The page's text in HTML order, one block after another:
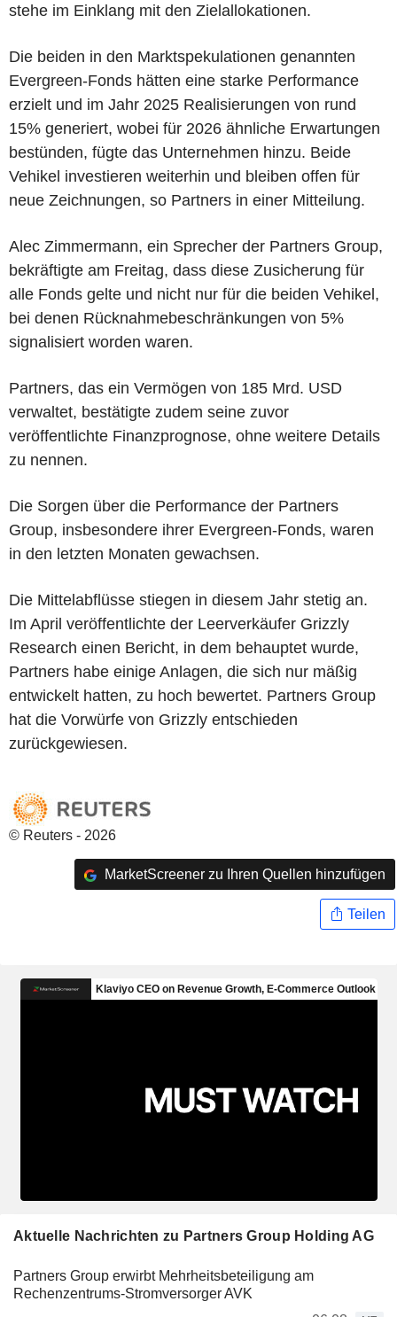
stehe im Einklang mit den Zielallokationen.
Die beiden in den Marktspekulationen genannten
Evergreen-Fonds hätten eine starke Performance
erzielt und im Jahr 2025 Realisierungen von rund
15% generiert, wobei für 2026 ähnliche Erwartungen
bestünden, fügte das Unternehmen hinzu. Beide
Vehikel investieren weiterhin und bleiben offen für
neue Zeichnungen, so Partners in einer Mitteilung.
Alec Zimmermann, ein Sprecher der Partners Group,
bekräftigte am Freitag, dass diese Zusicherung für
alle Fonds gelte und nicht nur für die beiden Vehikel,
bei denen Rücknahmebeschränkungen von 5%
signalisiert worden waren.
Partners, das ein Vermögen von 185 Mrd. USD
verwaltet, bestätigte zudem seine zuvor
veröffentlichte Finanzprognose, ohne weitere Details
zu nennen.
Die Sorgen über die Performance der Partners
Group, insbesondere ihrer Evergreen-Fonds, waren
in den letzten Monaten gewachsen.
Die Mittelabflüsse stiegen in diesem Jahr stetig an.
Im April veröffentlichte der Leerverkäufer Grizzly
Research einen Bericht, in dem behauptet wurde,
Partners habe einige Anlagen, die sich nur mäßig
entwickelt hatten, zu hoch bewertet. Partners Group
hat die Vorwürfe von Grizzly entschieden
zurückgewiesen.
© Reuters - 2026
MarketScreener zu Ihren Quellen hinzufügen
Teilen
Aktuelle Nachrichten zu Partners Group Holding AG
Partners Group erwirbt Mehrheitsbeteiligung am
Rechenzentrums-Stromversorger AVK